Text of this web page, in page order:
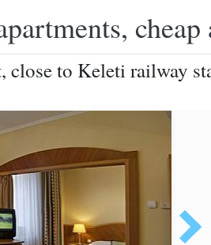
close to Keleti railway